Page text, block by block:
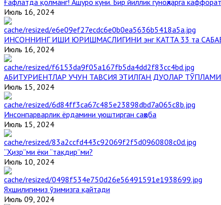
Ғафлатда қолманг! Ашуро куни. Бир йиллик гуноҳларга
Июль 16, 2024
ИНСОННИНГ ИШИ ЮРИШМАСЛИГИНИ энг КАТТА 33 та
Июль 16, 2024
АБИТУРИЕНТЛАР УЧУН ТАВСИЯ ЭТИЛГАН ДУОЛАР ТЎПЛАМИ
Июль 15, 2024
Инсонпарварлик ёрдамини уюштирган саҳоба
Июль 15, 2024
“Ҳизр”ми ёки “тақдир”ми?
Июль 10, 2024
Яхшилигимиз ўзимизга қайтади
Июль 09, 2024